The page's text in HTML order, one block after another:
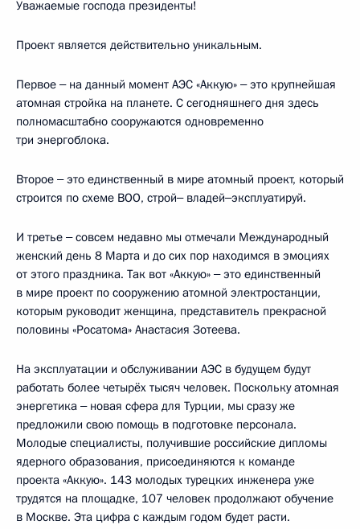
Уважаемые господа президенты!
Проект является действительно уникальным.
Первое ‒ на данный момент АЭС «Аккую» ‒ это крупнейшая
атомная стройка на планете. С сегодняшнего дня здесь
полномасштабно сооружаются одновременно
три энергоблока.
Второе ‒ это единственный в мире атомный проект, который
строится по схеме BOO, строй‒ владей‒эксплуатируй.
И третье ‒ совсем недавно мы отмечали Международный
женский день 8 Марта и до сих пор находимся в эмоциях
от этого праздника. Так вот «Аккую» ‒ это единственный
в мире проект по сооружению атомной электростанции,
которым руководит женщина, представитель прекрасной
половины «Росатома» Анастасия Зотеева.
На эксплуатации и обслуживании АЭС в будущем будут
работать более четырёх тысяч человек. Поскольку атомная
энергетика ‒ новая сфера для Турции, мы сразу же
предложили свою помощь в подготовке персонала.
Молодые специалисты, получившие российские дипломы
ядерного образования, присоединяются к команде
проекта «Аккую». 143 молодых турецких инженера уже
трудятся на площадке, 107 человек продолжают обучение
в Москве. Эта цифра с каждым годом будет расти.